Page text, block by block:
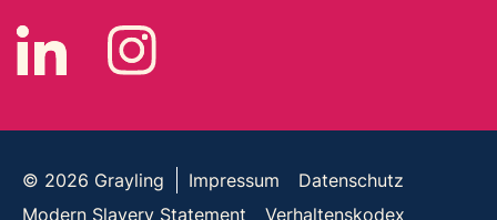
© 2026 Grayling Impressum
Datenschutz
Modern Slavery Statement
Verhaltenskodex